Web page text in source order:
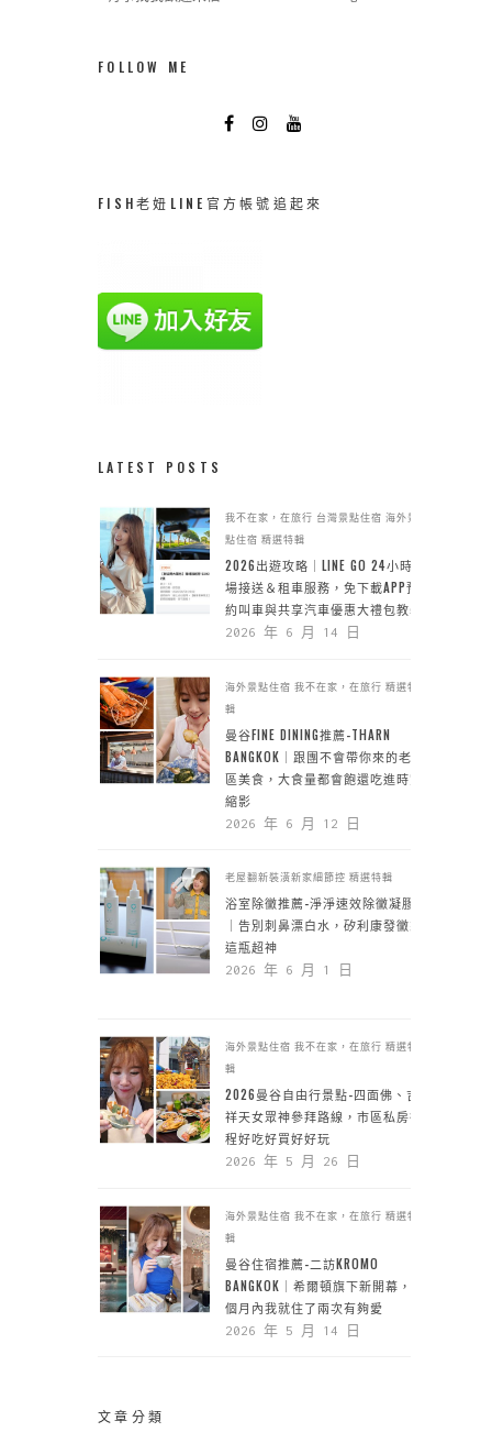
FOLLOW ME
FISH老妞LINE官方帳號追起來
LATEST POSTS
我不在家，在旅行 台灣景點住宿 海外景
點住宿 精選特輯
2026出遊攻略｜LINE GO 24小時機
場接送＆租車服務，免下載APP預
約叫車與共享汽車優惠大禮包教學
2026 年 6 月 14 日
海外景點住宿 我不在家，在旅行 精選特
輯
曼谷FINE DINING推薦-THARN
BANGKOK｜跟團不會帶你來的老城
區美食，大食量都會飽還吃進時空
縮影
2026 年 6 月 12 日
老屋翻新裝潢新家細節控 精選特輯
浴室除黴推薦-淨淨速效除黴凝膠
｜告別刺鼻漂白水，矽利康發黴靠
這瓶超神
2026 年 6 月 1 日
海外景點住宿 我不在家，在旅行 精選特
輯
2026曼谷自由行景點-四面佛、吉
祥天女眾神參拜路線，市區私房行
程好吃好買好好玩
2026 年 5 月 26 日
海外景點住宿 我不在家，在旅行 精選特
輯
曼谷住宿推薦-二訪KROMO
BANGKOK｜希爾頓旗下新開幕，一
個月內我就住了兩次有夠愛
2026 年 5 月 14 日
文章分類